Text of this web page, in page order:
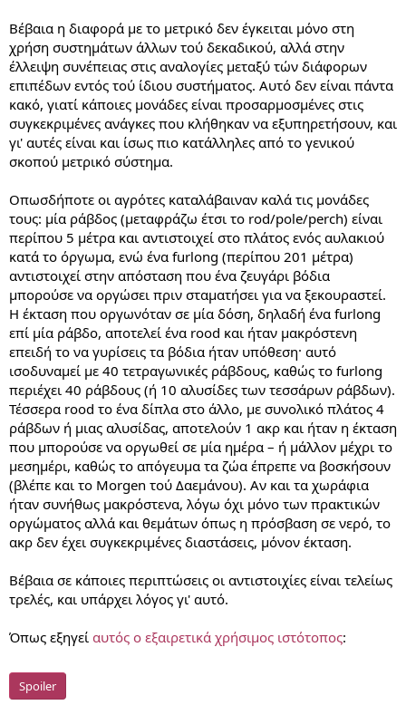
Βέβαια η διαφορά με το μετρικό δεν έγκειται μόνο στη
χρήση συστημάτων άλλων τού δεκαδικού, αλλά στην
έλλειψη συνέπειας στις αναλογίες μεταξύ τών διάφορων
επιπέδων εντός τού ίδιου συστήματος. Αυτό δεν είναι πάντα
κακό, γιατί κάποιες μονάδες είναι προσαρμοσμένες στις
συγκεκριμένες ανάγκες που κλήθηκαν να εξυπηρετήσουν, και
γι' αυτές είναι και ίσως πιο κατάλληλες από το γενικού
σκοπού μετρικό σύστημα.
Οπωσδήποτε οι αγρότες καταλάβαιναν καλά τις μονάδες
τους: μία ράβδος (μεταφράζω έτσι το rod/pole/perch) είναι
περίπου 5 μέτρα και αντιστοιχεί στο πλάτος ενός αυλακιού
κατά το όργωμα, ενώ ένα furlong (περίπου 201 μέτρα)
αντιστοιχεί στην απόσταση που ένα ζευγάρι βόδια
μπορούσε να οργώσει πριν σταματήσει για να ξεκουραστεί.
Η έκταση που οργωνόταν σε μία δόση, δηλαδή ένα furlong
επί μία ράβδο, αποτελεί ένα rood και ήταν μακρόστενη
επειδή το να γυρίσεις τα βόδια ήταν υπόθεση· αυτό
ισοδυναμεί με 40 τετραγωνικές ράβδους, καθώς το furlong
περιέχει 40 ράβδους (ή 10 αλυσίδες των τεσσάρων ράβδων).
Τέσσερα rood το ένα δίπλα στο άλλο, με συνολικό πλάτος 4
ράβδων ή μιας αλυσίδας, αποτελούν 1 ακρ και ήταν η έκταση
που μπορούσε να οργωθεί σε μία ημέρα – ή μάλλον μέχρι το
μεσημέρι, καθώς το απόγευμα τα ζώα έπρεπε να βοσκήσουν
(βλέπε και το Morgen τού Δαεμάνου). Αν και τα χωράφια
ήταν συνήθως μακρόστενα, λόγω όχι μόνο των πρακτικών
οργώματος αλλά και θεμάτων όπως η πρόσβαση σε νερό, το
ακρ δεν έχει συγκεκριμένες διαστάσεις, μόνον έκταση.
Βέβαια σε κάποιες περιπτώσεις οι αντιστοιχίες είναι τελείως
τρελές, και υπάρχει λόγος γι' αυτό.
Όπως εξηγεί αυτός ο εξαιρετικά χρήσιμος ιστότοπος:
Spoiler